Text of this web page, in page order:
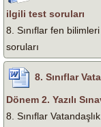
ilgili test soruları
8. Sınıflar fen
soruları
8. Sınıflar
Dönem 2. Yazılı
8. Sınıflar